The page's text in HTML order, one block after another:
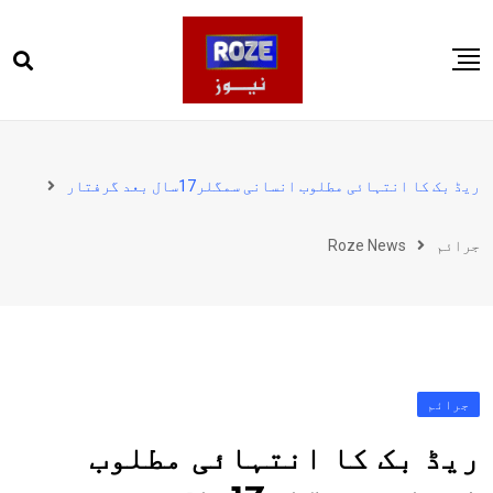
to
پاکستان
کھیل
ریڈ بک کا انتہائی مطلوب انسانی سمگلر17سال بعد گرفتار
جرائم Roze News
جرائم
ریڈ بک کا انتہائی مطلوب